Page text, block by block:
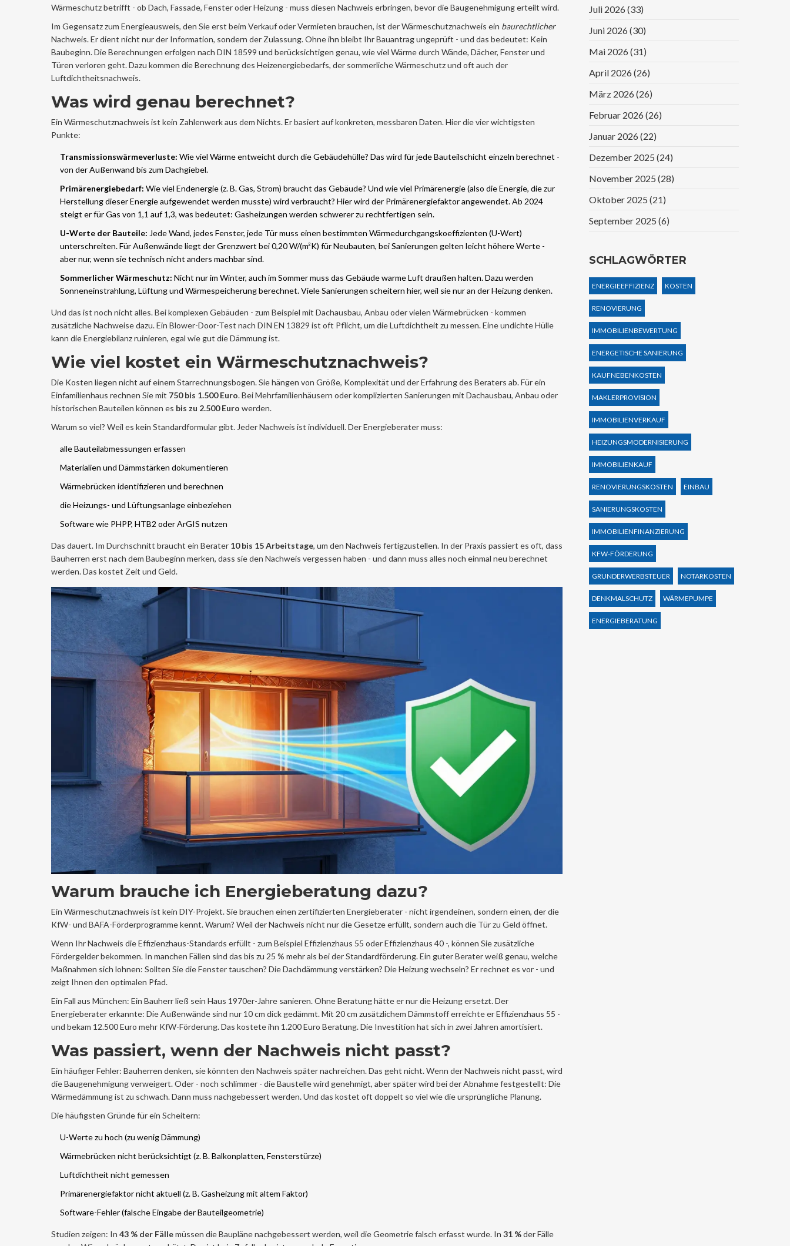
Wärmeschutz betrifft - ob Dach, Fassade, Fenster oder Heizung - muss diesen Nachweis erbringen, bevor die Baugenehmigung erteilt wird.
Im Gegensatz zum Energieausweis, den Sie erst beim Verkauf oder Vermieten brauchen, ist der Wärmeschutznachweis ein baurechtlicher
Nachweis. Er dient nicht nur der Information, sondern der Zulassung. Ohne ihn bleibt Ihr Bauantrag ungeprüft - und das bedeutet: Kein
Baubeginn. Die Berechnungen erfolgen nach DIN 18599 und berücksichtigen genau, wie viel Wärme durch Wände, Dächer, Fenster und
Türen verloren geht. Dazu kommen die Berechnung des Heizenergiebedarfs, der sommerliche Wärmeschutz und oft auch der
Luftdichtheitsnachweis.
Was wird genau berechnet?
Ein Wärmeschutznachweis ist kein Zahlenwerk aus dem Nichts. Er basiert auf konkreten, messbaren Daten. Hier die vier wichtigsten
Punkte:
Transmissionswärmeverluste: Wie viel Wärme entweicht durch die Gebäudehülle? Das wird für jede Bauteilschicht einzeln berechnet -
von der Außenwand bis zum Dachgiebel.
Primärenergiebedarf: Wie viel Endenergie (z. B. Gas, Strom) braucht das Gebäude? Und wie viel Primärenergie (also die Energie, die zur
Herstellung dieser Energie aufgewendet werden musste) wird verbraucht? Hier wird der Primärenergiefaktorangewendet. Ab 2024
steigt er für Gas von 1,1 auf 1,3, was bedeutet: Gasheizungen werden schwerer zu rechtfertigen sein.
U-Werte der Bauteile: Jede Wand, jedes Fenster, jede Tür muss einen bestimmten Wärmedurchgangskoeffizienten (U-Wert)
unterschreiten. Für Außenwände liegt der Grenzwert bei 0,20 W/(m²K) für Neubauten, bei Sanierungen gelten leicht höhere Werte -
aber nur, wenn sie technisch nicht anders machbar sind.
Sommerlicher Wärmeschutz: Nicht nur im Winter, auch im Sommer muss das Gebäude warme Luft draußen halten. Dazu werden
Sonneneinstrahlung, Lüftung und Wärmespeicherung berechnet. Viele Sanierungen scheitern hier, weil sie nur an der Heizung denken.
Und das ist noch nicht alles. Bei komplexen Gebäuden - zum Beispiel mit Dachausbau, Anbau oder vielen Wärmebrücken - kommen
zusätzliche Nachweise dazu. Ein Blower-Door-Test nach DIN EN 13829 ist oft Pflicht, um die Luftdichtheit zu messen. Eine undichte Hülle
kann die Energiebilanz ruinieren, egal wie gut die Dämmung ist.
Wie viel kostet ein Wärmeschutznachweis?
Die Kosten liegen nicht auf einem Starrechnungsbogen. Sie hängen von Größe, Komplexität und der Erfahrung des Beraters ab. Für ein
Einfamilienhaus rechnen Sie mit 750 bis 1.500 Euro. Bei Mehrfamilienhäusern oder komplizierten Sanierungen mit Dachausbau, Anbau oder
historischen Bauteilen können es bis zu 2.500 Euro werden.
Warum so viel? Weil es kein Standardformular gibt. Jeder Nachweis ist individuell. Der Energieberater muss:
alle Bauteilabmessungen erfassen
Materialien und Dämmstärken dokumentieren
Wärmebrücken identifizieren und berechnen
die Heizungs- und Lüftungsanlage einbeziehen
Software wie PHPP, HTB2 oder ArGIS nutzen
Das dauert. Im Durchschnitt braucht ein Berater 10 bis 15 Arbeitstage, um den Nachweis fertigzustellen. In der Praxis passiert es oft, dass
Bauherren erst nach dem Baubeginn merken, dass sie den Nachweis vergessen haben - und dann muss alles noch einmal neu berechnet
werden. Das kostet Zeit und Geld.
Warum brauche ich Energieberatung dazu?
Ein Wärmeschutznachweis ist kein DIY-Projekt. Sie brauchen einen zertifizierten Energieberater - nicht irgendeinen, sondern einen, der die
KfW- und BAFA-Förderprogramme kennt. Warum? Weil der Nachweis nicht nur die Gesetze erfüllt, sondern auch die Tür zu Geld öffnet.
Wenn Ihr Nachweis die Effizienzhaus-Standards erfüllt - zum Beispiel Effizienzhaus 55 oderEffizienzhaus 40 -, können Sie zusätzliche
Fördergelder bekommen. In manchen Fällen sind das bis zu 25 % mehr als bei der Standardförderung. Ein guter Berater weiß genau, welche
Maßnahmen sich lohnen: Sollten Sie die Fenster tauschen? Die Dachdämmung verstärken? Die Heizung wechseln? Er rechnet es vor - und
zeigt Ihnen den optimalen Pfad.
Ein Fall aus München: Ein Bauherr ließ sein Haus 1970er-Jahre sanieren. Ohne Beratung hätte er nur die Heizung ersetzt. Der
Energieberater erkannte: Die Außenwände sind nur 10 cm dick gedämmt. Mit 20 cm zusätzlichem Dämmstoff erreichte er Effizienzhaus 55 -
und bekam 12.500 Euro mehr KfW-Förderung. Das kostete ihn 1.200 Euro Beratung. Die Investition hat sich in zwei Jahren amortisiert.
Was passiert, wenn der Nachweis nicht passt?
Ein häufiger Fehler: Bauherren denken, sie könnten den Nachweis später nachreichen. Das geht nicht. Wenn der Nachweis nicht passt, wird
die Baugenehmigung verweigert. Oder - noch schlimmer - die Baustelle wird genehmigt, aber später wird bei der Abnahme festgestellt: Die
Wärmedämmung ist zu schwach. Dann muss nachgebessert werden. Und das kostet oft doppelt so viel wie die ursprüngliche Planung.
Die häufigsten Gründe für ein Scheitern:
U-Werte zu hoch (zu wenig Dämmung)
Wärmebrücken nicht berücksichtigt (z. B. Balkonplatten, Fensterstürze)
Luftdichtheit nicht gemessen
Primärenergiefaktor nicht aktuell (z. B. Gasheizung mit altem Faktor)
Software-Fehler (falsche Eingabe der Bauteilgeometrie)
Studien zeigen: In 43 % der Fällemüssen die Baupläne nachgebessert werden, weil die Geometrie falsch erfasst wurde. In 31 %der Fälle
Juli 2026 (33)
Juni 2026 (30)
Mai 2026 (31)
April 2026 (26)
März 2026 (26)
Februar 2026 (26)
Januar 2026 (22)
Dezember 2025 (24)
November 2025 (28)
Oktober 2025 (21)
September 2025 (6)
SCHLAGWÖRTER
ENERGIEEFFIZIENZ KOSTEN
RENOVIERUNG
IMMOBILIENBEWERTUNG
ENERGETISCHE SANIERUNG
KAUFNEBENKOSTEN
MAKLERPROVISION
IMMOBILIENVERKAUF
HEIZUNGSMODERNISIERUNG
IMMOBILIENKAUF
RENOVIERUNGSKOSTEN EINBAU
SANIERUNGSKOSTEN
IMMOBILIENFINANZIERUNG
KFW-FÖRDERUNG
GRUNDERWERBSTEUER NOTARKOSTEN
DENKMALSCHUTZ WÄRMEPUMPE
ENERGIEBERATUNG